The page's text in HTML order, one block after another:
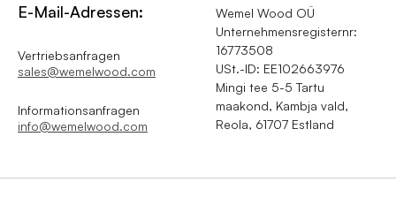
E-Mail-Adressen:
Vertriebsanfragen
sales@wemelwood.com
Informationsanfragen
info@wemelwood.com
Wemel Wood OÜ
Unternehmensregisternr:
16773508
USt.-ID: EE102663976
Mingi tee 5-5 Tartu
maakond, Kambja vald,
Reola, 61707 Estland